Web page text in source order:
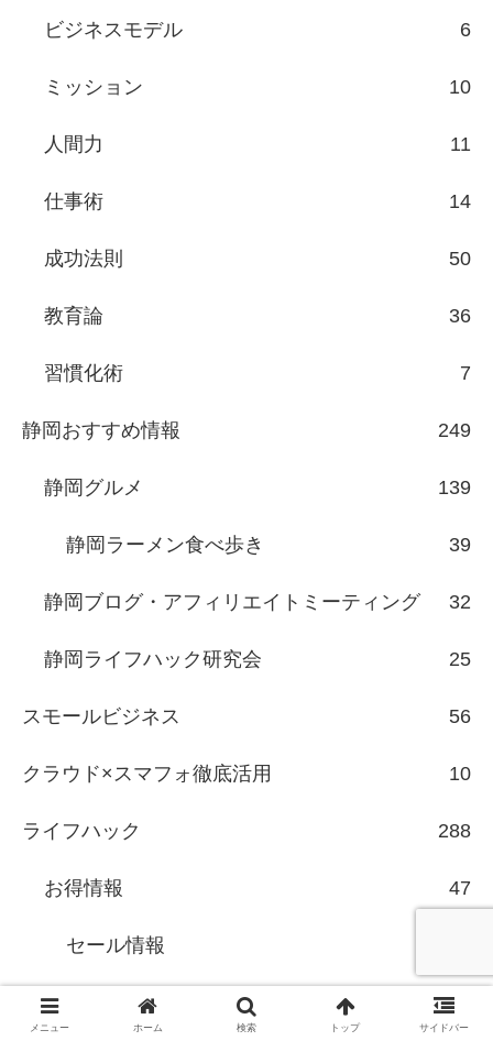
ビジネスモデル 6
ミッション 10
人間力 11
仕事術 14
成功法則 50
教育論 36
習慣化術 7
静岡おすすめ情報 249
静岡グルメ 139
静岡ラーメン食べ歩き 39
静岡ブログ・アフィリエイトミーティング 32
静岡ライフハック研究会 25
スモールビジネス 56
クラウド×スマフォ徹底活用 10
ライフハック 288
お得情報 47
セール情報
便利グッズ 75
メニュー ホーム 検索 トップ サイドバー